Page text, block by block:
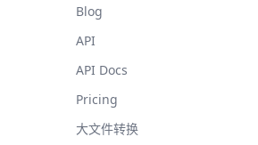
Blog
API
API Docs
Pricing
大文件转换